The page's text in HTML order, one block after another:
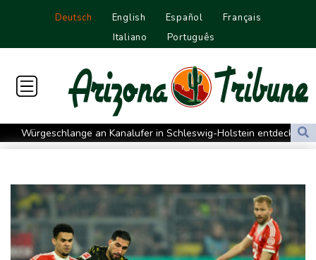
Deutsch English Español
Français
Italiano
Português
Würgeschlange an Kanalufer in Schleswig-Holstein entdeckt
Unter Traktor eingeklemmt: Zwölfjähriger stirbt in Nordrhein-
Sri Lanka setzt nach Unruhen in Gefängnis Soldaten ein
Zuwächse in der Autobranche: Industrieproduktion legt im Juni
leicht zu
76-jähriger Landwirt in Nordrhein-Westfalen von Traktor